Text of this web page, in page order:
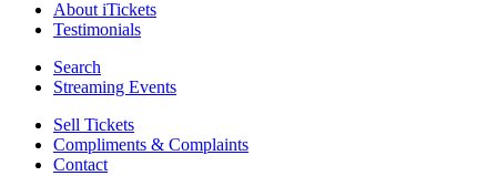
About iTickets
Testimonials
Search
Streaming Events
Sell Tickets
Compliments & Complaints
Contact